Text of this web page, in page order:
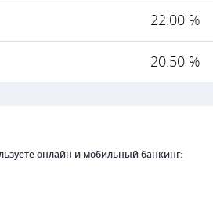
22.00 %
20.50 %
онлайн и мобильный банкинг: